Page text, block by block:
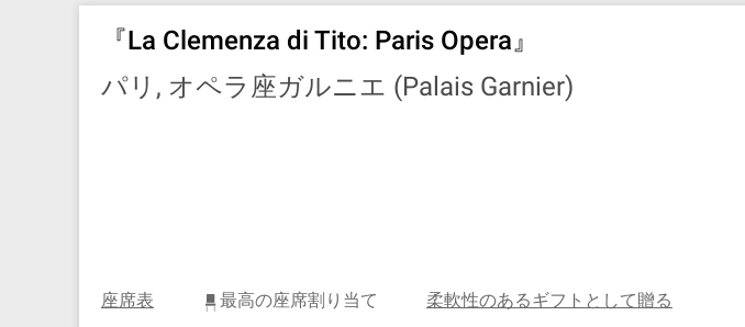
『La Clemenza di Tito: Paris Opera』
パリ, オペラ座ガルニエ (Palais Garnier)
座席表 最高の座席割り当て 柔軟性のあるギフトとして贈る